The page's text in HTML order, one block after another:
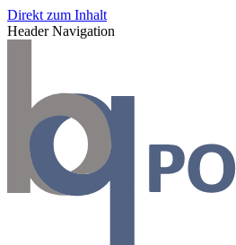
Direkt zum Inhalt
Header Navigation